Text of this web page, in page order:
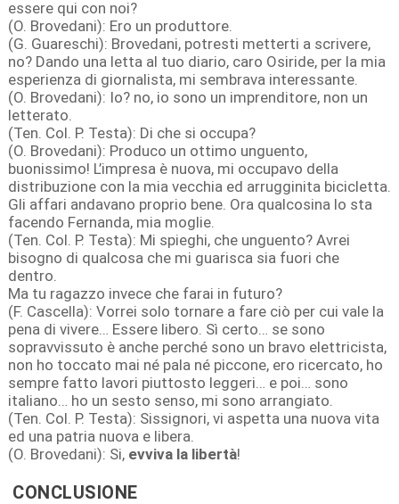
essere qui con noi?
(O. Brovedani): Ero un produttore.
(G. Guareschi): Brovedani, potresti metterti a scrivere,
no? Dando una letta al tuo diario, caro Osiride, per la mia
esperienza di giornalista, mi sembrava interessante.
(O. Brovedani): Io? no, io sono un imprenditore, non un
letterato.
(Ten. Col. P. Testa): Di che si occupa?
(O. Brovedani): Produco un ottimo unguento,
buonissimo! L’impresa è nuova, mi occupavo della
distribuzione con la mia vecchia ed arrugginita bicicletta.
Gli affari andavano proprio bene. Ora qualcosina lo sta
facendo Fernanda, mia moglie.
(Ten. Col. P. Testa): Mi spieghi, che unguento? Avrei
bisogno di qualcosa che mi guarisca sia fuori che
dentro.
Ma tu ragazzo invece che farai in futuro?
(F. Cascella): Vorrei solo tornare a fare ciò per cui vale la
pena di vivere… Essere libero. Sì certo… se sono
sopravvissuto è anche perché sono un bravo elettricista,
non ho toccato mai né pala né piccone, ero ricercato, ho
sempre fatto lavori piuttosto leggeri… e poi… sono
italiano… ho un sesto senso, mi sono arrangiato.
(Ten. Col. P. Testa): Sissignori, vi aspetta una nuova vita
ed una patria nuova e libera.
(O. Brovedani): Si, evviva la libertà!
CONCLUSIONE